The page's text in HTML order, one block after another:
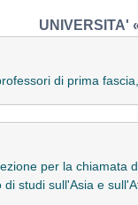
UNIVERSITA'
di prima
per la chiamata
studi sull'Asia e